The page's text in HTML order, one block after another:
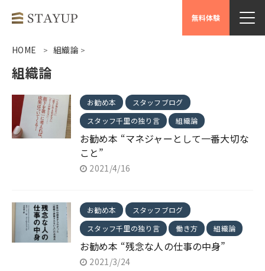
無料体験
HOME > 組織論 >
組織論
お勧め本
スタッフブログ
スタッフ千里の独り言
組織論
お勧め本 “マネジャーとして一番大切な
こと”
2021/4/16
お勧め本
スタッフブログ
スタッフ千里の独り言
働き方 組織論
お勧め本 “残念な人の仕事の中身”
2021/3/24